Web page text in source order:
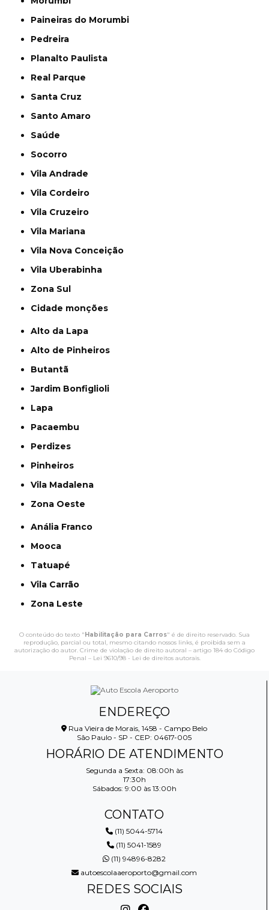
Paineiras do Morumbi
Pedreira
Planalto Paulista
Real Parque
Santa Cruz
Santo Amaro
Saúde
Socorro
Vila Andrade
Vila Cordeiro
Vila Cruzeiro
Vila Mariana
Vila Nova Conceição
Vila Uberabinha
Zona Sul
cidade monções
Alto da Lapa
Alto de Pinheiros
Butantã
Jardim Bonfiglioli
Lapa
Pacaembu
Perdizes
Pinheiros
Vila Madalena
Zona Oeste
Anália Franco
Mooca
Tatuapé
Vila Carrão
Zona Leste
O conteúdo do texto "Habilitação para Carros" é de direito reservado. Sua
reprodução, parcial ou total, mesmo citando nossos links, é proibida sem a
autorização do autor. Crime de violação de direito autoral – artigo 184 do Código
Penal – Lei 9610/98 - Lei de direitos autorais.
ENDEREÇO
Rua Vieira de Morais, 1458 - Campo Belo
São Paulo - SP - CEP: 04617-005
HORÁRIO DE ATENDIMENTO
Segunda a Sexta: 08:00h às
17:30h
Sábados: 9:00 às 13:00h
CONTATO
(11) 5044-5714
(11) 5041-1589
(11) 94896-8282
autoescolaaeroporto@gmail.com
REDES SOCIAIS